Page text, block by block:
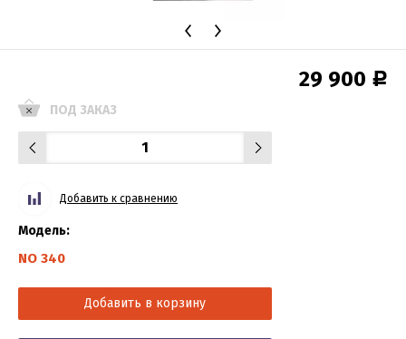
29 900 Р
ПОД ЗАКАЗ
Добавить к сравнению
Модель:
NO 340
Добавить в корзину